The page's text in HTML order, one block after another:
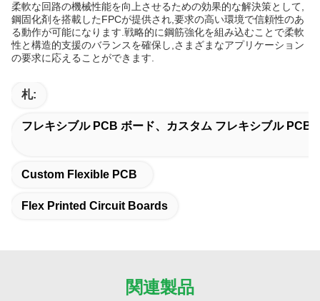
柔軟な回路の機械性能を向上させるための効果的な解決策として,
鋼固化剤を搭載したFPCが提供され,要求の高い環境で信頼性のあ
る動作が可能になります.戦略的に鋼筋強化を組み込むことで柔軟
性と構造的支援のバランスを確保し,さまざまなアプリケーション
の要求に応えることができます.
札:
フレキシブル PCB ボード、カスタム フレキシブル PCB
Custom Flexible PCB
Flex Printed Circuit Boards
関連製品